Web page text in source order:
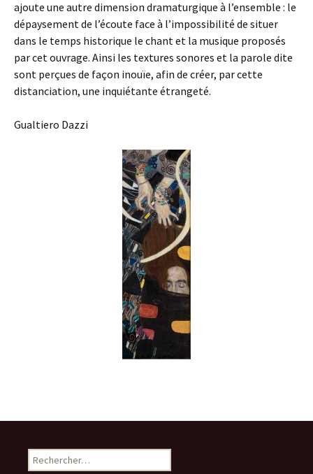
ajoute une autre dimension dramaturgique à l’ensemble : le
dépaysement de l’écoute face à l’impossibilité de situer
dans le temps historique le chant et la musique proposés
par cet ouvrage. Ainsi les textures sonores et la parole dite
sont perçues de façon inouïe, afin de créer, par cette
distanciation, une inquiétante étrangeté.
Gualtiero Dazzi
Rechercher :